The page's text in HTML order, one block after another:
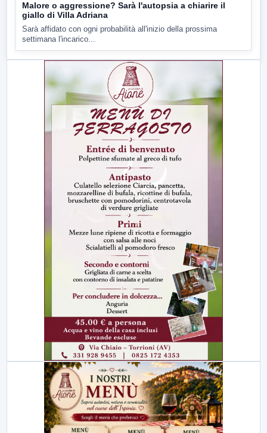
Malore o aggressione? Sarà l'autopsia a chiarire il
giallo di Villa Adriana
Sarà affidato con ogni probabilità all'inizio della prossima
settimana l'incarico...